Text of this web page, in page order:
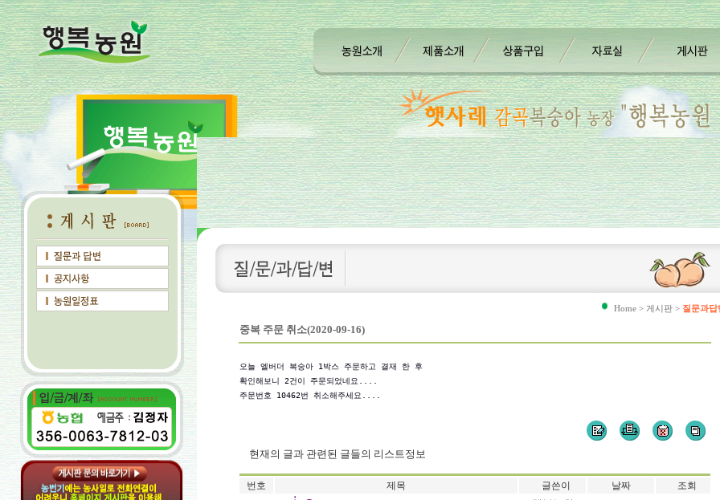
Home > 게시판 > 질문과답
중복 주문 취소(2020-09-16)
오늘 엘버더 복숭아 1박스 주문하고 결재 한 후
확인해보니 2건이 주문되었네요....
주문번호 10462번 취소해주세요....
현재의 글과 관련된 글들의 리스트정보
번호 제목 글쓴이 날짜
조회